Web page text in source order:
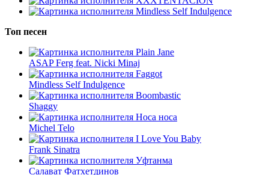
Mindless Self Indulgence
Топ песен
Plain Jane
ASAP Ferg feat. Nicki Minaj
Faggot
Mindless Self Indulgence
Boombastic
Shaggy
Носа носа
Michel Telo
I Love You Baby
Frank Sinatra
Уфтанма
Салават Фатхетдинов